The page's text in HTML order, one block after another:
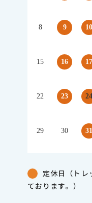
8 9 10
15 16 17
22 23 24
29 30 31
定休日（トレ
ております。）